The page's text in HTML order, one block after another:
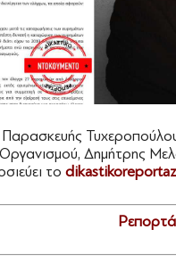
Παρασκευής
Δημήτρης
το